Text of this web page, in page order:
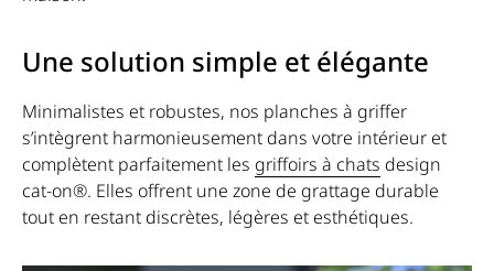
Une solution simple et élégante
Minimalistes et robustes, nos planches à griffer
s’intègrent harmonieusement dans votre intérieur et
complètent parfaitement les griffoirs à chats design
cat-on®. Elles offrent une zone de grattage durable
tout en restant discrètes, légères et esthétiques.